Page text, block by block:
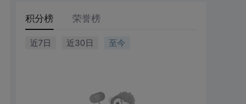
积分榜 荣誉榜
近7日 近30日 至今